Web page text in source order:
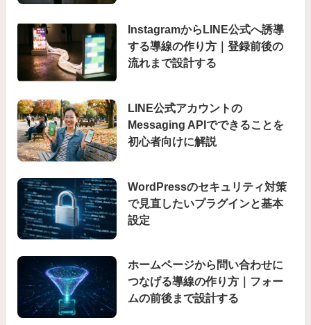
InstagramからLINE公式へ誘導
する導線の作り方｜登録前後の
流れまで設計する
LINE公式アカウントの
Messaging APIでできることを
初心者向けに解説
WordPressのセキュリティ対策
で見直したいプラグインと基本
設定
ホームページから問い合わせに
つなげる導線の作り方｜フォー
ムの前後まで設計する